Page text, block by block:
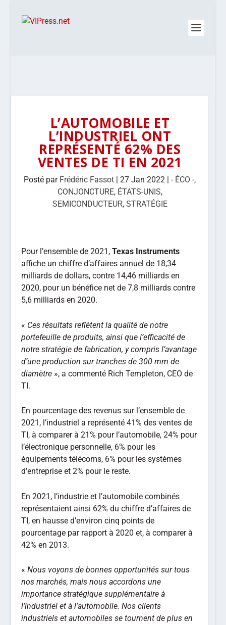
L’AUTOMOBILE ET
L’INDUSTRIEL ONT
REPRÉSENTÉ 62% DES
VENTES DE TI EN 2021
Posté par Frédéric Fassot |27 Jan 2022 |- ÉCO -,
CONJONCTURE, ÉTATS-UNIS,
SEMICONDUCTEUR, STRATÉGIE
Pour l’ensemble de 2021,Texas Instruments
affiche un chiffre d’affaires annuel de 18,34
milliards de dollars, contre 14,46 milliards en
2020, pour un bénéfice net de 7,8 milliards contre
5,6 milliards en 2020.
« Ces résultatsreflètent la qualité de notre
portefeuille de produits, ainsi que l’efficacité de
notre stratégie de fabrication, y compris l’avantage
d’une production sur tranches de 300 mm de
diamètre », a commenté Rich Templeton, CEO de
TI.
En pourcentage des revenus sur l’ensemble de
2021, l’industriel a représenté 41% des ventes de
TI, à comparer à 21% pour l’automobile, 24% pour
l’électronique personnelle, 6% pour les
équipements télécoms, 6% pour les systèmes
d’entreprise et 2% pour le reste.
En 2021, l’industrie et l’automobile combinés
représentaient ainsi 62% du chiffre d’affaires de
TI, en hausse d’environ cinq points de
pourcentage par rapport à 2020 et, à comparer à
42% en 2013.
«Nous voyons de bonnes opportunités sur tous
nos marchés, mais nous accordons une
importance stratégique supplémentaire à
l’industriel et à l’automobile. Nos clients
industriels et automobiles se tournent de plus en